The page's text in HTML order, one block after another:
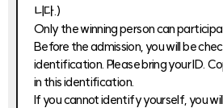
니다.)
Only the winning person can
Before the admission, you will be
identification. Please bring your ID.
in this identification.
If you cannot identify yourself, you